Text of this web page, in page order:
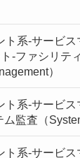
ト系-サービ
-ファシリテ
）
ト系-サービ
監査（
ト系-サービ